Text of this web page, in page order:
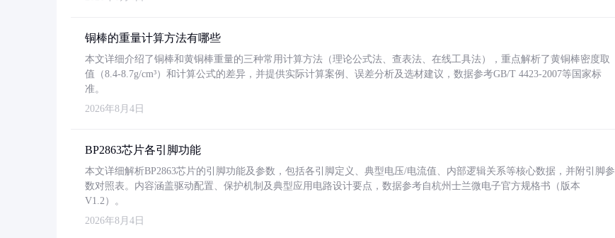
铜棒的重量计算方法有哪些
本文详细介绍了铜棒和黄铜棒重量的三种常用计算方法（理论公式法、查表法、在线工具法），重点解析了黄铜棒密度取
值（8.4-8.7g/cm³）和计算公式的差异，并提供实际计算案例、误差分析及选材建议，数据参考GB/T 4423-2007等国家标
准。
2026年8月4日
BP2863芯片各引脚功能
本文详细解析BP2863芯片的引脚功能及参数，包括各引脚定义、典型电压/电流值、内部逻辑关系等核心数据，并附引脚参
数对照表。内容涵盖驱动配置、保护机制及典型应用电路设计要点，数据参考自杭州士兰微电子官方规格书（版本
V1.2）。
2026年8月4日